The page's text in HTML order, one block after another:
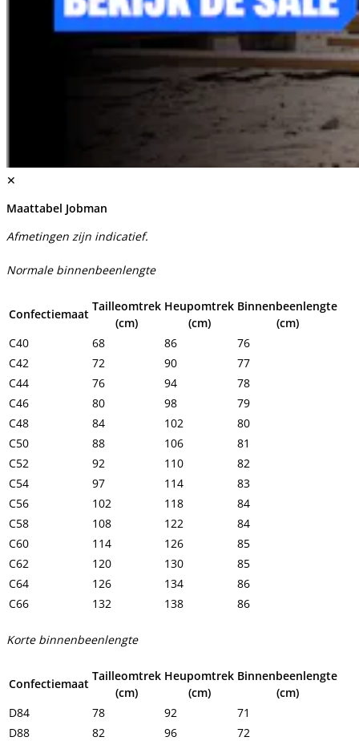
✕
Maattabel Jobman
Afmetingen zijn indicatief.
Normale binnenbeenlengte
Confectiemaat
Tailleomtrek
(cm)
Heupomtrek
(cm)
Binnenbeenlengte
(cm)
C40
68 86
76
C42
72 90
77
C44
76 94
78
C46
80 98
79
C48
84 102
80
C50
88 106
81
C52
92 110
82
C54
97 114
83
C56
102 118
84
C58
108 122
84
C60
114 126
85
C62
120 130
85
C64
126 134
86
C66
132 138 86
Korte binnenbeenlengte
Confectiemaat
Tailleomtrek
(cm)
Heupomtrek
(cm)
Binnenbeenlengte
(cm)
D84
78 92
71
D88
82 96
72